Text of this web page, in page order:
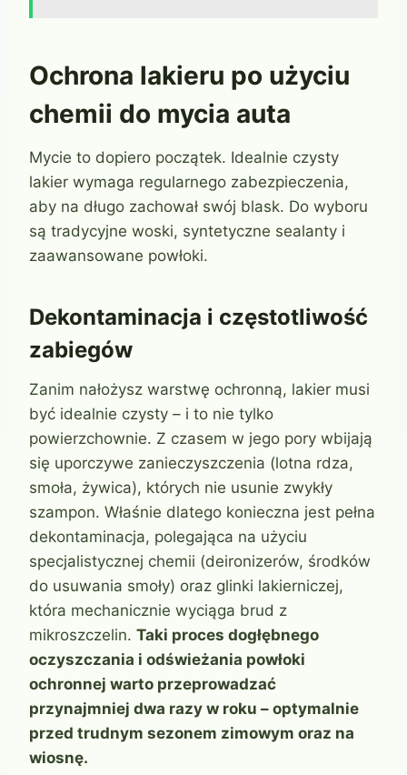
Ochrona lakieru po użyciu
chemii do mycia auta
Mycie to dopiero początek. Idealnie czysty
lakier wymaga regularnego zabezpieczenia,
aby na długo zachował swój blask. Do wyboru
są tradycyjne woski, syntetyczne sealanty i
zaawansowane powłoki.
Dekontaminacja i częstotliwość
zabiegów
Zanim nałożysz warstwę ochronną, lakier musi
być idealnie czysty – i to nie tylko
powierzchownie. Z czasem w jego pory wbijają
się uporczywe zanieczyszczenia (lotna rdza,
smoła, żywica), których nie usunie zwykły
szampon. Właśnie dlatego konieczna jest pełna
dekontaminacja, polegająca na użyciu
specjalistycznej chemii (deironizerów, środków
do usuwania smoły) oraz glinki lakierniczej,
która mechanicznie wyciąga brud z
mikroszczelin. Taki proces dogłębnego
oczyszczania i odświeżania powłoki
ochronnej warto przeprowadzać
przynajmniej dwa razy w roku – optymalnie
przed trudnym sezonem zimowym oraz na
wiosnę.